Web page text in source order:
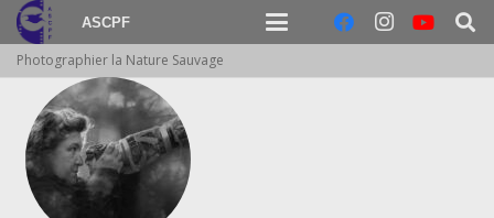
ASCPF
Photographier la Nature Sauvage